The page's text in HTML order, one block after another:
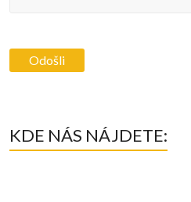
KDE NÁS NÁJDETE: